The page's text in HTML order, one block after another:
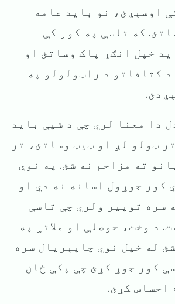
اوسېږئ، نو باید عامه
که تاسې په کور کې
خپل انګړ پاک وساتئ او
کثافاتو د راټولولو په
دا معنا لري چې د شپې باید
ټولو لږ او ټیټ وساتئ، تر
ته مزاحم نه شئ. په نوې
کور جوړول اسانه نه دي او
سره توپیر ولري چې تاسې
د وخت، حوصلې او ملاتړ په
له خپل نوي چاپېریال سره
کور جوړ کړئ چې پکې ځان
احساس کړئ.